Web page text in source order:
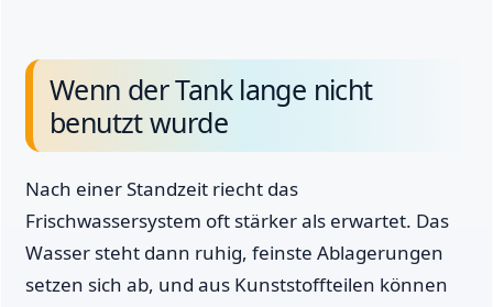
Wenn der Tank lange nicht
benutzt wurde
Nach einer Standzeit riecht das
Frischwassersystem oft stärker als erwartet. Das
Wasser steht dann ruhig, feinste Ablagerungen
setzen sich ab, und aus Kunststoffteilen können